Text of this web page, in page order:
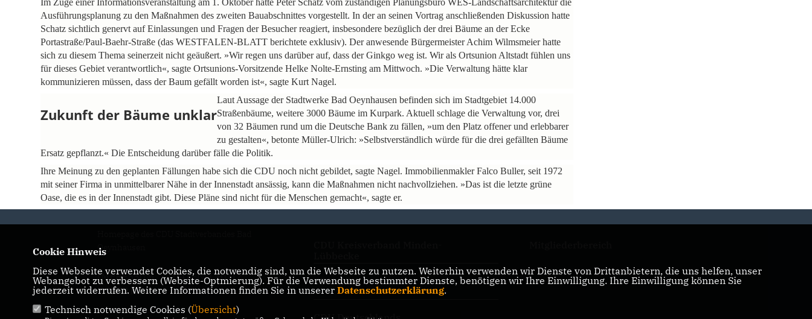
Im Zuge einer Informationsveranstaltung am 1. Oktober hatte Peter Schatz vom zuständigen Planungsbüro WES-Landschaftsarchitektur die
Ausführungsplanung zu den Maßnahmen des zweiten Bauabschnittes vorgestellt. In der an seinen Vortrag anschließenden Diskussion hatte
Schatz sichtlich genervt auf Einlassungen und Fragen der Besucher reagiert, insbesondere bezüglich der drei Bäume an der Ecke
Portastraße/Paul-Baehr-Straße (das WESTFALEN-BLATT berichtete exklusiv). Der anwesende Bürgermeister Achim Wilmsmeier hatte
sich zu diesem Thema seinerzeit nicht geäußert. »Wir regen uns darüber auf, dass der Ginkgo weg ist. Wir als Ortsunion Altstadt fühlen uns
für dieses Gebiet verantwortlich«, sagte Ortsunions-Vorsitzende Helke Nolte-Ernsting am Mittwoch. »Die Verwaltung hätte klar
kommunizieren müssen, dass der Baum gefällt worden ist«, sagte Kurt Nagel.
Zukunft der Bäume unklar
Laut Aussage der Stadtwerke Bad Oeynhausen befinden sich im Stadtgebiet 14.000
Straßenbäume, weitere 3000 Bäume im Kurpark. Aktuell schlage die Verwaltung vor, drei
von 32 Bäumen rund um die Deutsche Bank zu fällen, »um den Platz offener und erlebbarer
zu gestalten«, betonte Müller-Ulrich: »Selbstverständlich würde für die drei gefällten Bäume
Ersatz gepflanzt.« Die Entscheidung darüber fälle die Politik.
Ihre Meinung zu den geplanten Fällungen habe sich die CDU noch nicht gebildet, sagte Nagel. Immobilienmakler Falco Buller, seit 1972
mit seiner Firma in unmittelbarer Nähe in der Innenstadt ansässig, kann die Maßnahmen nicht nachvollziehen. »Das ist die letzte grüne
Oase, die es in der Innenstadt gibt. Diese Pläne sind nicht für die Menschen gemacht«, sagte er.
Oeynhausen
IMPRESSUM
DATENSCHUTZ
KONTAKT
CDU NRW
Cookie Hinweis
Diese Webseite verwendet Cookies, die notwendig sind, um die Webseite zu nutzen. Weiterhin verwenden wir Dienste von Drittanbietern, die uns helfen, unser
Webangebot zu verbessern (Website-Optmierung). Für die Verwendung bestimmter Dienste, benötigen wir Ihre Einwilligung. Ihre Einwilligung können Sie
jederzeit widerrufen. Weitere Informationen finden Sie in unserer Datenschutzerklärung.
Technisch notwendige Cookies (Übersicht)